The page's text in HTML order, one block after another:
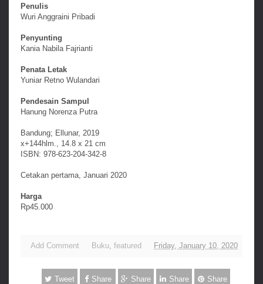
Penulis
Wuri Anggraini Pribadi
Penyunting
Kania Nabila Fajrianti
Penata Letak
Yuniar Retno Wulandari
Pendesain Sampul
Hanung Norenza Putra
Bandung; Ellunar, 2019
x+144hlm., 14.8 x 21 cm
ISBN: 978-623-204-342-8
Cetakan pertama, Januari 2020
Harga
Rp45.000
Add Comment Buku featured Friday, January 10, 2020
Tweet Share Share Share Share